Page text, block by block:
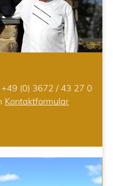
+49 (0) 3672 / 43 27 0
Kontaktformular